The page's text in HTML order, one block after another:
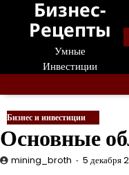
Перейти
содержанию
Бизнес-
Рецепты
Умные
Инвестиции
Бизнес и инвестиции
Основные
mining_broth 5 декабря